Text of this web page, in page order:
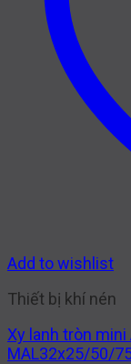
Add to wishlist
Thiết bị khí nén
Xy lanh tròn mini
MAL32x25/50/